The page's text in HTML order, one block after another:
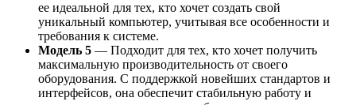
ее идеальной для тех, кто хочет создать свой
уникальный компьютер, учитывая все особенности и
требования к системе.
Модель 5 — Подходит для тех, кто хочет получить
максимальную производительность от своего
оборудования. С поддержкой новейших стандартов и
интерфейсов, она обеспечит стабильную работу и